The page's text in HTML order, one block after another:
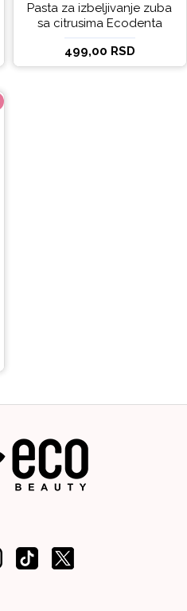
Pasta za izbeljivanje zuba
sa citrusima Ecodenta
EXPERT LINE EXCEPTIONAL
WHITENING 100ml
499,00 RSD